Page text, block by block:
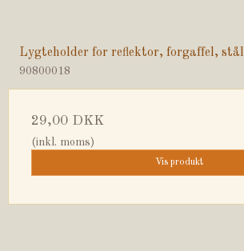
Lygteholder for reflektor, forgaffel, stål
90800018
29,00 DKK
(inkl. moms)
Vis produkt